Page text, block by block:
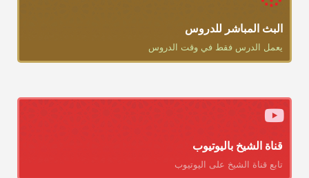
البث المباشر للدروس
يعمل الدرس فقط في وقت الدروس
قناة الشيخ باليوتيوب
تابع قناة الشيخ على اليوتيوب